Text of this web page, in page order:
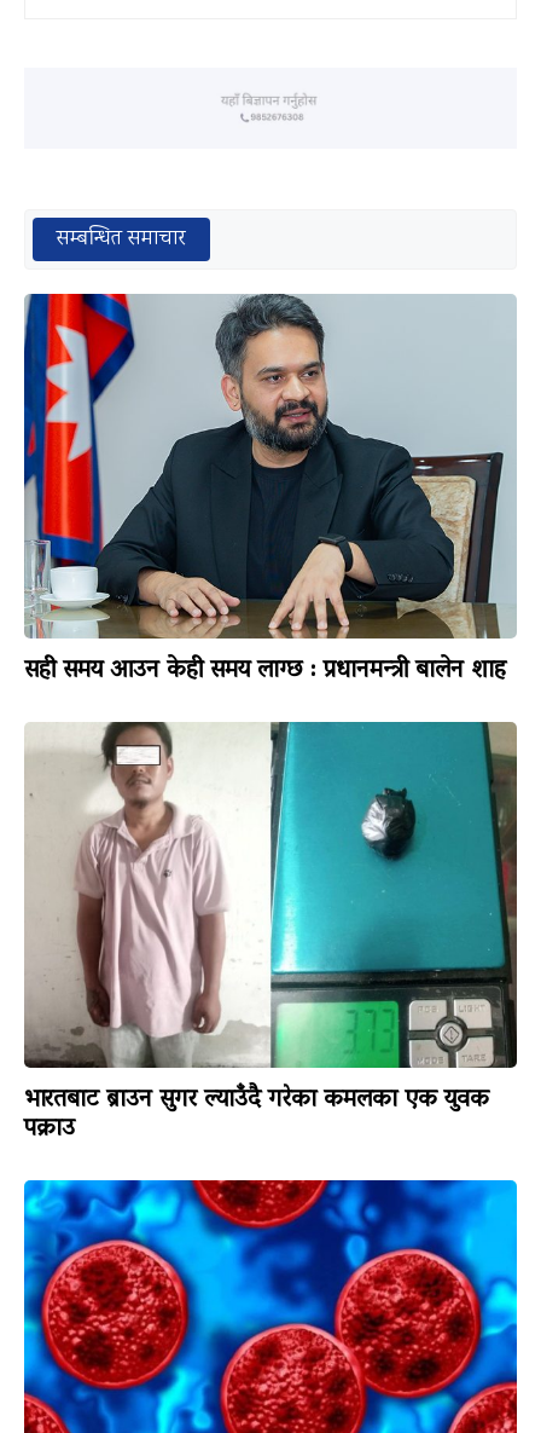
सम्बन्धित समाचार
सही समय आउन केही समय लाग्छ : प्रधानमन्त्री बालेन शाह
भारतबाट ब्राउन सुगर ल्याउँदै गरेका कमलका एक युवक
पक्राउ